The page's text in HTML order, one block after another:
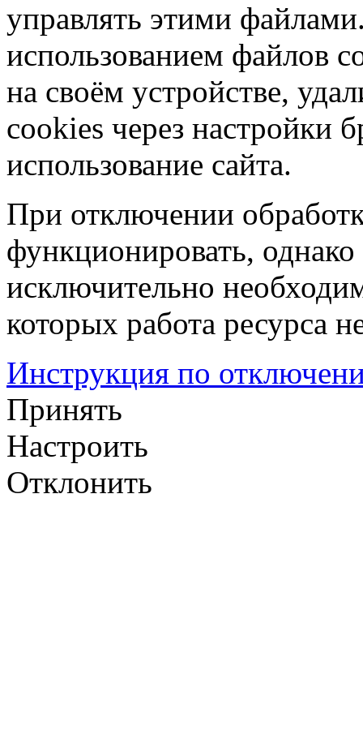
управлять этими
использованием файлов
на своём устройстве,
cookies через настройки
использование сайта.
При отключении
функционировать, однако
исключительно
которых работа ресурса
Инструкция по
Принять
Настроить
Отклонить